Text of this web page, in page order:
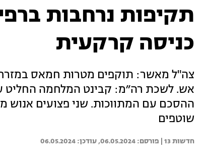
תקיפות נרחבות
כניסה קרקעית
צה"ל מאשר: תוקפים מטרות חמאס
אש. לשכת רה״מ: קבינט המלחמה החליט
ההסכם עם המתווכות. שני פצועים אנוש
שוטפים
חדשות 13 | 06.05.2024
06.05.2024